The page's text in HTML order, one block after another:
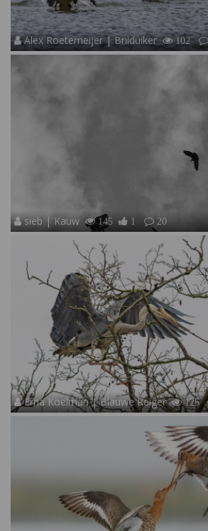
Alex Roetemeijer | Brilduiker 102
sieb | Kauw 145 1 20
Erna Koelman | Blauwe Reiger 125